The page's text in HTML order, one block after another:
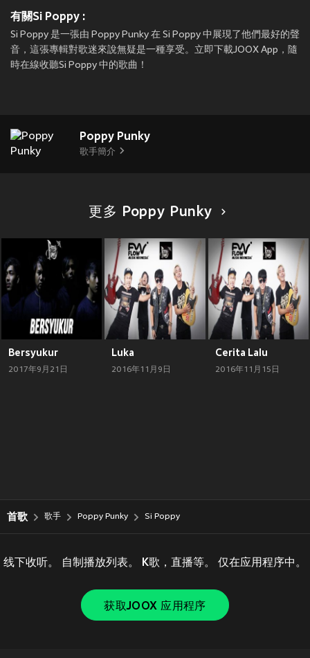
有關Si Poppy :
Si Poppy 是一張由 Poppy Punky 在 Si Poppy 中展現了他們最好的聲
音，這張專輯對歌迷來說無疑是一種享受。立即下載JOOX App，隨
時在線收聽Si Poppy 中的歌曲！
Poppy Punky
歌手簡介
更多 Poppy Punky
Bersyukur
2017年9月21日
Luka
2016年11月9日
Cerita Lalu
2016年11月15日
首歌 歌手 Poppy Punky Si Poppy
线下收听。 自制播放列表。 K歌，直播等。 仅在应用程序中。
获取JOOX 应用程序